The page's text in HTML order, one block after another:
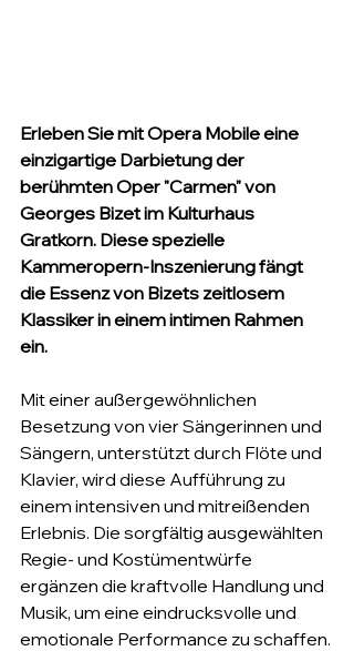
Erleben Sie mit Opera Mobile eine
einzigartige Darbietung der
berühmten Oper "Carmen" von
Georges Bizet im Kulturhaus
Gratkorn. Diese spezielle
Kammeropern-Inszenierung fängt
die Essenz von Bizets zeitlosem
Klassiker in einem intimen Rahmen
ein.
Mit einer außergewöhnlichen
Besetzung von vier Sängerinnen und
Sängern, unterstützt durch Flöte und
Klavier, wird diese Aufführung zu
einem intensiven und mitreißenden
Erlebnis. Die sorgfältig ausgewählten
Regie- und Kostümentwürfe
ergänzen die kraftvolle Handlung und
Musik, um eine eindrucksvolle und
emotionale Performance zu schaffen.